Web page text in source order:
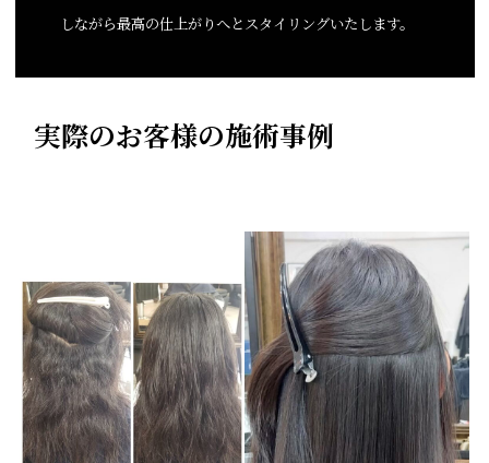
しながら最高の仕上がりへとスタイリングいたします。
実際のお客様の施術事例